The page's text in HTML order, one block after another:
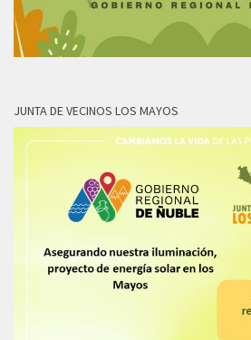
JUNTA DE VECINOS LOS MAYOS